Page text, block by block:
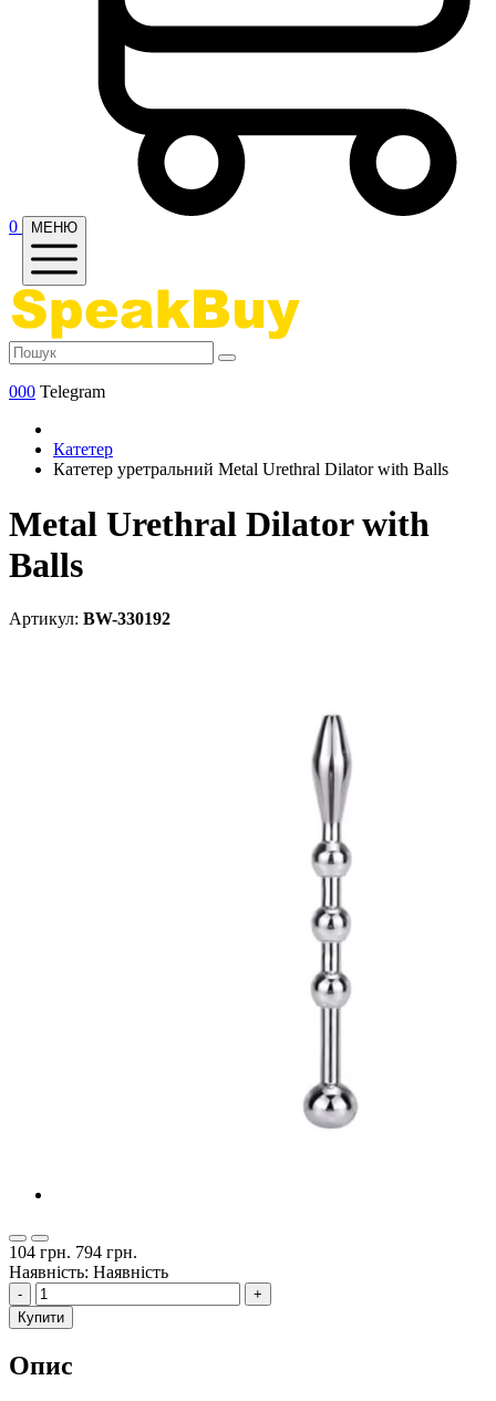
0 МЕНЮ
000 Telegram
Катетер
Катетер уретральний Metal Urethral Dilator with Balls
Metal Urethral Dilator with
Balls
Артикул: BW-330192
104 грн. 794 грн.
Наявність: Наявність
-
+
Купити
Опис